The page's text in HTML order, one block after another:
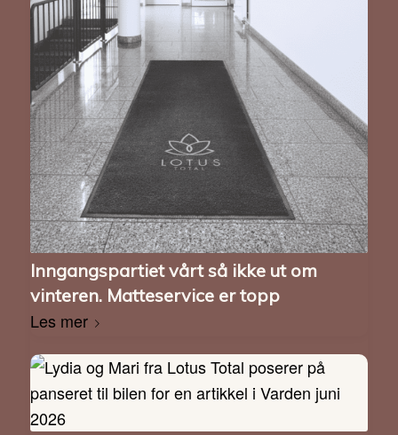
Inngangspartiet vårt så ikke ut om
vinteren. Matteservice er topp
Les mer